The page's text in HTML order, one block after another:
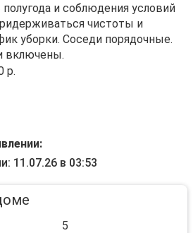
и соблюдения условий
чистоты и
уборки. Соседи порядочные.
включены.
р.
11.07.26 в 03:53
5